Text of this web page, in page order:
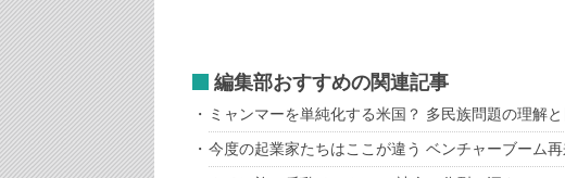
編集部おすすめの関連記事
ミャンマーを単純化する米国？ 多民族問題の理解
今度の起業家たちはここが違う ベンチャーブーム